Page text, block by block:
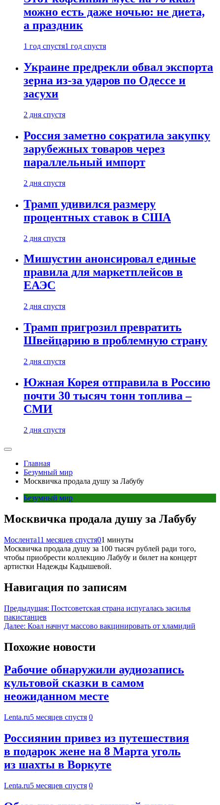
можно есть даже ночью: не диета,
а праздник
1 год спустя1 год спустя
Украине предрекли обвал экспорта
зерна из-за ударов по Одессе и
засухи
2 дня спустя
Россия заметно сократила закупку
зарубежных товаров через
параллельный импорт
2 дня спустя
Трамп удивился размеру
процентных ставок в США
2 дня спустя
Мишустин анонсировал единые
правила для маркетплейсов в
ЕАЭС
2 дня спустя
Трамп пригрозил превратить
Швейцарию в проблемную страну
2 дня спустя
Южная Корея отправила в Россию
почти 30 тысяч тонн топлива –
СМИ
2 дня спустя
Главная
Безумный мир
Москвичка продала душу за Лабубу
Безумный мир
Москвичка продала душу за Лабубу
Мослента11 месяцев спустя01 минуты
Москвичка продала душу за 100 тысяч рублей ради того,
чтобы приобрести коллекцию Лабубу и билет на концерт
артистки Надежды Кадышевой.
Навигация по записям
Предыдущая: Постсоветская страна испугалась засилья
пакистанцев
Далее: Коал начнут массово вакцинировать от хламидий
Похожие новости
Рабочие обнаружили аудиозапись
культовой сказки в самом
неожиданном месте
Lenta.ru5 месяцев спустя 0
Россиянин привез из путешествия
в подарок жене на 8 Марта уголь
из шахты в Воркуте
Lenta.ru5 месяцев спустя 0